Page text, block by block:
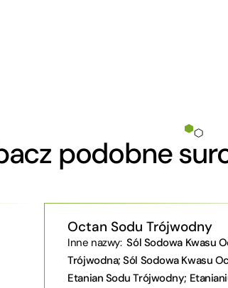
podobne
Octan Sodu Trójwodny
Inne nazwy: Sól Sodowa Kwasu
Trójwodna; Sól Sodowa Kwasu
Etanian Sodu Trójwodny;